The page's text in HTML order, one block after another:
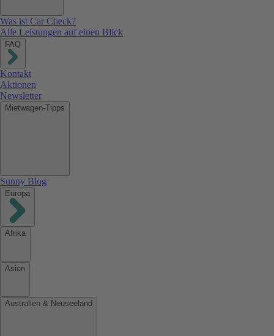
Was ist Car Check?
Alle Leistungen auf einen Blick
FAQ
Kontakt
Aktionen
Newsletter
Mietwagen-Tipps
Sunny Blog
Europa
Afrika
Asien
Australien & Neuseeland